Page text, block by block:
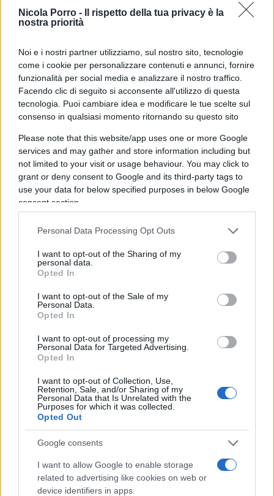
Nicola Porro -
Il rispetto della tua privacy è la
nostra priorità
Noi e i nostri partner utilizziamo, sul nostro sito, tecnologie
come i cookie per personalizzare contenuti e annunci, fornire
funzionalità per social media e analizzare il nostro traffico.
Facendo clic di seguito si acconsente all'utilizzo di questa
tecnologia. Puoi cambiare idea e modificare le tue scelte sul
consenso in qualsiasi momento ritornando su questo sito
Please note that this website/app uses one or more Google
services and may gather and store information including but
not limited to your visit or usage behaviour. You may click to
grant or deny consent to Google and its third-party tags to
use your data for below specified purposes in below Google
consent section.
Personal Data Processing Opt Outs
I want to opt-out of the Sharing of my
personal data.
Opted In
I want to opt-out of the Sale of my
Personal Data.
Opted In
I want to opt-out of processing my
Personal Data for Targeted Advertising.
Opted In
I want to opt-out of Collection, Use,
Retention, Sale, and/or Sharing of my
Personal Data that Is Unrelated with the
Purposes for which it was collected.
Opted Out
Google consents
I want to allow Google to enable storage
related to advertising like cookies on web or
device identifiers in apps.
persona che oggi attacca la stampa e bacchetta i
giornalisti sarebbe stata, ad agosto, la
narrazione che neanche gli sceneggiatori più
fantasiosi oserebbero proporre.
riconoscimento – come richiesto dal centrodestra
pugliese –, il sindaco scivola su un tecnicismo
“Non è una cittadinanza onoraria, non c’è alcun
passo indietro formale da fare, c’è solo da
valutare quello che dice Albanese, che è stato da
me fermamente condannato”. Peccato che la
nome, a un volto e a dichiarazioni difficilmente
compatibili con lo spirito democratico di una
comunità che dovrebbe difendere la libertà di
stampa, non relativizzarla.
La verità è che a Bari si è persa una grande
occasione: quella di dire, senza acrobazie, che la
solidarietà verso un popolo non passa dalle
dichiarazioni discutibili di un singolo, e che la
difesa della libertà di stampa non si negozia per
ragioni di convenienza.
Il sindaco Leccese si è trincerato dietro il valore